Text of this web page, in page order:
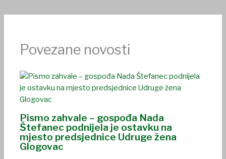
Povezane novosti
Pismo zahvale – gospođa Nada
Štefanec podnijela je ostavku na
mjesto predsjednice Udruge žena
Glogovac